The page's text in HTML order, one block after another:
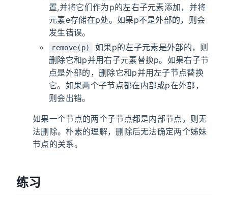
置,并将它们作为p的左右子元素添加，并将
元素e存储在p处。如果p不是外部的，则会
发生错误。
remove(p)
如果p的左子元素是外部的，则
删除它和p并用右子元素替换p。如果右子节
点是外部的，删除它和p并用左子节点替换
它。如果两个子节点都在内部或p在外部，
则会出错。
如果一个节点的两个子节点都是内部节点，则无
法删除。朴素的理解，删除后无法确定两个姊妹
节点的关系。
练习